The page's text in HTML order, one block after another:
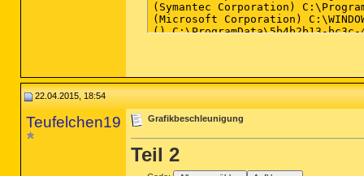
22.04.2015, 18:54
Teufelchen19 Grafikbeschleunigung
Teil 2